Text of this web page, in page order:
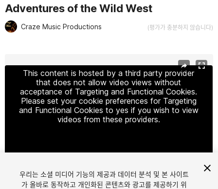
Adventures of the Wild West
Craze Music Productions (평가가 충분하지 않습니다)
This content is hosted by a third party provider
that does not allow video views without
acceptance of Targeting and Functional Cookies.
Please set your cookie preferences for Targeting
and Functional Cookies to yes if you wish to view
videos from these providers.
1/2
우리는 소셜 미디어 기능의 제공과 데이터 분석 및 본 사이트
가 올바로 동작하고 개인화된 콘텐츠와 광고를 제공하기 위